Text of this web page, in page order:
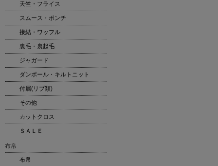
天竺・フライス
スムース・ポンチ
接結・ワッフル
裏毛・裏起毛
ジャガード
ダンボール・キルトニット
付属(リブ類)
その他
カットクロス
ＳＡＬＥ
布帛
布帛